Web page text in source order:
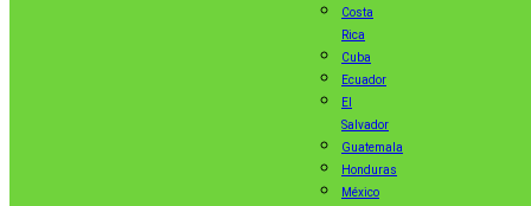
Costa
Rica
Cuba
Ecuador
El
Salvador
Guatemala
Honduras
México